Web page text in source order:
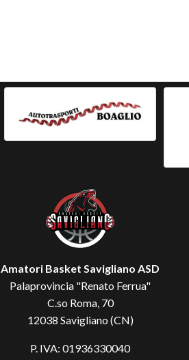
Amatori Basket Savigliano ASD
Palaprovincia "Renato Ferrua"
C.so Roma, 70
12038 Savigliano (CN)
P. IVA: 01936330040